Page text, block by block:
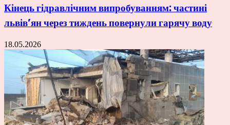
Кінець гідравлічним випробуванням: частині
львів’ян через тиждень повернули гарячу воду
18.05.2026